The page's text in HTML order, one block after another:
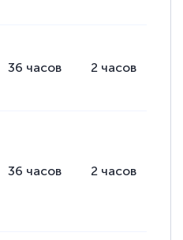
36 часов 2 часов
36 часов 2 часов